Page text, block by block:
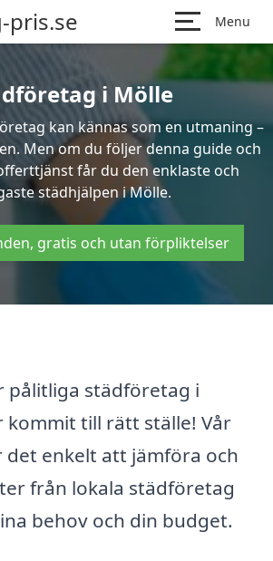
pris.se Menu
i Mölle
kan kännas som en utmaning –
Men om du följer denna guide och
får du den enklaste och
städhjälpen i Mölle.
gratis och utan förpliktelser
pålitliga städföretag i
kommit till rätt ställe! Vår
enkelt att jämföra och
från lokala städföretag
behov och din budget.